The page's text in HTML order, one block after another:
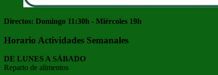
Directos: Domingo 11:30h - Miércoles 19h
Horario Actividades Semanales
DE LUNES A SÁBADO
Reparto de alimentos